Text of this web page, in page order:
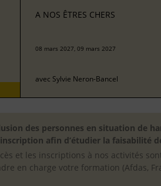
A NOS ÊTRES CHERS
08 mars 2027, 09 mars 2027
avec Sylvie Neron-Bancel
des personnes en situation de
afin d’étudier la faisabilité
et les inscriptions à nos activités
en charge votre formation (Afdas,